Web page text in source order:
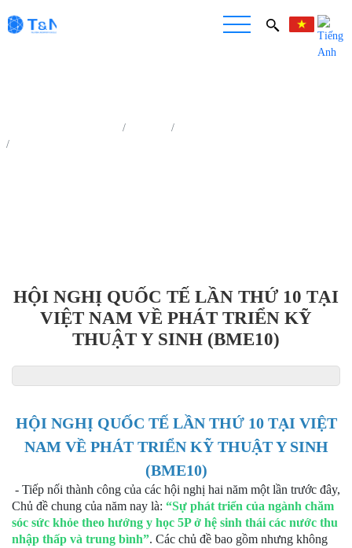
HỘI NGHỊ QUỐC TẾ LẦN THỨ 10 TẠI
VIỆT NAM VỀ PHÁT TRIỂN KỸ
THUẬT Y SINH (BME10)
HỘI NGHỊ QUỐC TẾ LẦN THỨ 10 TẠI VIỆT
NAM VỀ PHÁT TRIỂN KỸ THUẬT Y SINH
(BME10)
- Tiếp nối thành công của các hội nghị hai năm một lần trước đây,
Chủ đề chung của năm nay là: “Sự phát triển của ngành chăm
sóc sức khỏe theo hướng y học 5P ở hệ sinh thái các nước thu
nhập thấp và trung bình”. Các chủ đề bao gồm nhưng không